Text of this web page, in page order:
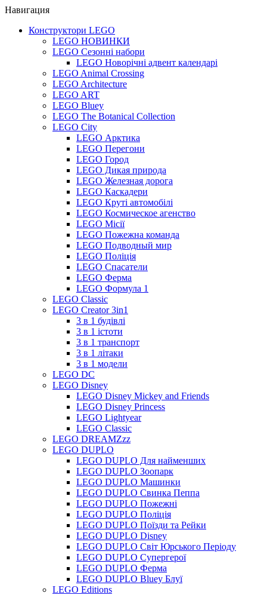
Навигация
Конструктори LEGO
LEGO НОВИНКИ
LEGO Сезонні набори
LEGO Новорічні адвент календарі
LEGO Animal Crossing
LEGO Architecture
LEGO ART
LEGO Bluey
LEGO The Botanical Collection
LEGO City
LEGO Арктика
LEGO Перегони
LEGO Город
LEGO Дикая природа
LEGO Железная дорога
LEGO Каскадери
LEGO Круті автомобілі
LEGO Космическое агенство
LEGO Місії
LEGO Пожежна команда
LEGO Подводный мир
LEGO Поліція
LEGO Спасатели
LEGO Ферма
LEGO Формула 1
LEGO Classic
LEGO Creator 3in1
3 в 1 будівлі
3 в 1 істоти
3 в 1 транспорт
3 в 1 літаки
3 в 1 модели
LEGO DC
LEGO Disney
LEGO Disney Mickey and Friends
LEGO Disney Princess
LEGO Lightyear
LEGO Classic
LEGO DREAMZzz
LEGO DUPLO
LEGO DUPLO Для найменших
LEGO DUPLO Зоопарк
LEGO DUPLO Машинки
LEGO DUPLO Свинка Пеппа
LEGO DUPLO Пожежні
LEGO DUPLO Поліція
LEGO DUPLO Поїзди та Рейки
LEGO DUPLO Disney
LEGO DUPLO Світ Юрського Періоду
LEGO DUPLO Супергерої
LEGO DUPLO Ферма
LEGO DUPLO Bluey Блуї
LEGO Editions